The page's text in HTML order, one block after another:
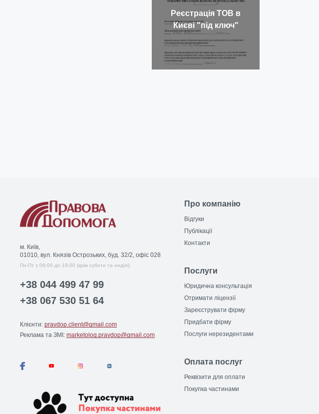
Реєстрація ТОВ в
Києві "під ключ"
м. Київ,
01010, вул. Князів Острозьких, буд. 32/2, офіс 028
Пн-Пт з 09:00 до 19:00 (крім суботи та неділі)
+38 044 499 47 99
+38 067 530 51 64
Клієнти: pravdop.client@gmail.com
Реклама та ЗМІ: marketolog.pravdop@gmail.com
Про компанію
Відгуки
Публікації
Контакти
Послуги
Юридична консультація
Отримати ліцензії
Зареєструвати фірму
Придбати фірму
Послуги нерезидентами
Оплата послуг
Реквізити для оплати
Покупка частинами